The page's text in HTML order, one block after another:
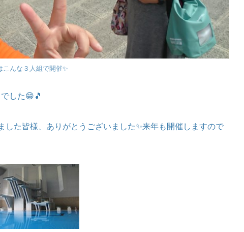
こんな３人組で開催✨
した😁🎵
した皆様、ありがとうございました✨来年も開催しますので